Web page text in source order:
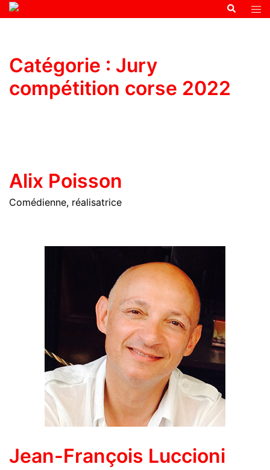
Catégorie : Jury
compétition corse 2022
Alix Poisson
Comédienne, réalisatrice
Jean-François Luccioni